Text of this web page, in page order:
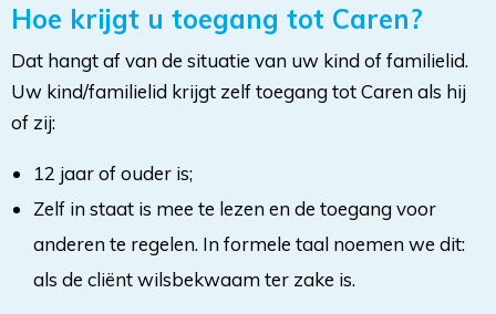
Hoe krijgt u toegang tot Caren?
Dat hangt af van de situatie van uw kind of familielid.
Uw kind/familielid krijgt zelf toegang tot Caren als hij
of zij:
12 jaar of ouder is;
Zelf in staat is mee te lezen en de toegang voor
anderen te regelen. In formele taal noemen we dit:
als de cliënt wilsbekwaam ter zake is.